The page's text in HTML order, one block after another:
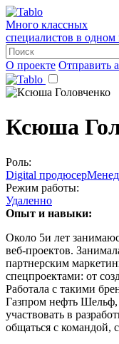
Много классных
специалистов в одном
О проекте Отправить
Ксюша
Роль:
Digital продюсер
Режим работы:
Удаленно
Опыт и навыки:
Около 5и лет
веб-проектов.
партнерским
спецпроектами: от
Работала с такими
Газпром нефть
участвовать в
общаться с командой,